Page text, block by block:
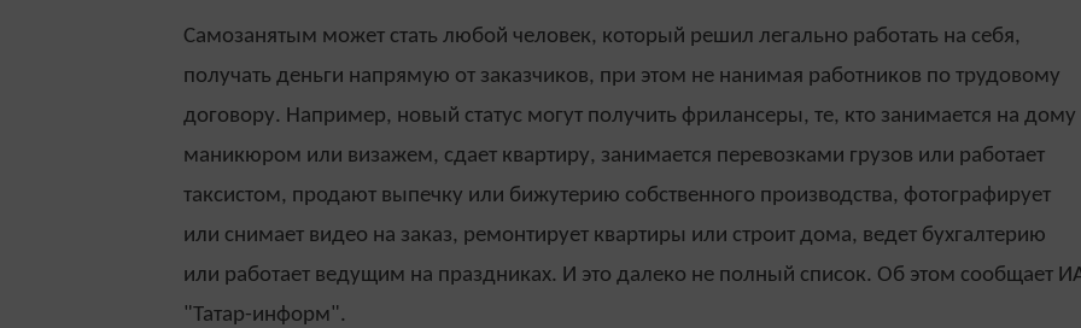
Самозанятым может стать любой человек, который решил легально работать на себя,
получать деньги напрямую от заказчиков, при этом не нанимая работников по трудовому
договору. Например, новый статус могут получить фрилансеры, те, кто занимается на дому
маникюром или визажем, сдает квартиру, занимается перевозками грузов или работает
таксистом, продают выпечку или бижутерию собственного производства, фотографирует
или снимает видео на заказ, ремонтирует квартиры или строит дома, ведет бухгалтерию
или работает ведущим на праздниках. И это далеко не полный список. Об этом сообщает
"Татар-информ".